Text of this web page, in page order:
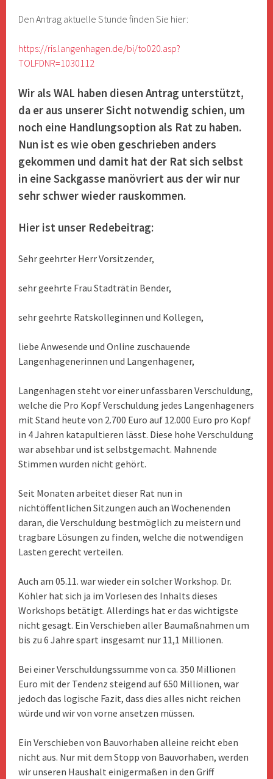
Den Antrag aktuelle Stunde finden Sie hier:
https://ris.langenhagen.de/bi/to020.asp?
TOLFDNR=1030112
Wir als WAL haben diesen Antrag unterstützt,
da er aus unserer Sicht notwendig schien, um
noch eine Handlungsoption als Rat zu haben.
Nun ist es wie oben geschrieben anders
gekommen und damit hat der Rat sich selbst
in eine Sackgasse manövriert aus der wir nur
sehr schwer wieder rauskommen.
Hier ist unser Redebeitrag:
Sehr geehrter Herr Vorsitzender,
sehr geehrte Frau Stadträtin Bender,
sehr geehrte Ratskolleginnen und Kollegen,
liebe Anwesende und Online zuschauende
Langenhagenerinnen und Langenhagener,
Langenhagen steht vor einer unfassbaren Verschuldung,
welche die Pro Kopf Verschuldung jedes Langenhageners
mit Stand heute von 2.700 Euro auf 12.000 Euro pro Kopf
in 4 Jahren katapultieren lässt. Diese hohe Verschuldung
war absehbar und ist selbstgemacht. Mahnende
Stimmen wurden nicht gehört.
Seit Monaten arbeitet dieser Rat nun in
nichtöffentlichen Sitzungen auch an Wochenenden
daran, die Verschuldung bestmöglich zu meistern und
tragbare Lösungen zu finden, welche die notwendigen
Lasten gerecht verteilen.
Auch am 05.11. war wieder ein solcher Workshop. Dr.
Köhler hat sich ja im Vorlesen des Inhalts dieses
Workshops betätigt. Allerdings hat er das wichtigste
nicht gesagt. Ein Verschieben aller Baumaßnahmen um
bis zu 6 Jahre spart insgesamt nur 11,1 Millionen.
Bei einer Verschuldungssumme von ca. 350 Millionen
Euro mit der Tendenz steigend auf 650 Millionen, war
jedoch das logische Fazit, dass dies alles nicht reichen
würde und wir von vorne ansetzen müssen.
Ein Verschieben von Bauvorhaben alleine reicht eben
nicht aus. Nur mit dem Stopp von Bauvorhaben, werden
wir unseren Haushalt einigermaßen in den Griff